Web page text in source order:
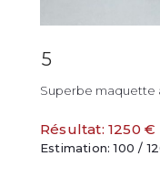
5
Superbe maquette
Résultat: 1250 €
Estimation: 100 /